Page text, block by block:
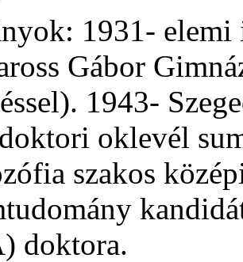
1931-
Gábor
1943-
oklevél
szakos
doktora.